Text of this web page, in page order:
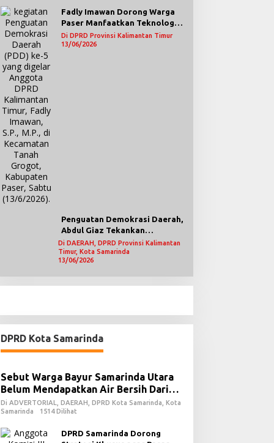
Fadly Imawan Dorong Warga
Paser Manfaatkan Teknologi
Digital untuk Mengawasi
Jalannya Pemerintahan
Di DPRD Provinsi Kalimantan Timur
13/06/2026
Penguatan Demokrasi Daerah,
Abdul Giaz Tekankan
Pentingnya Teknologi
Informasi
Di DAERAH, DPRD Provinsi Kalimantan
Timur, Kota Samarinda
13/06/2026
DPRD Kota Samarinda
Sebut Warga Bayur Samarinda Utara
Belum Mendapatkan Air Bersih Dari
PDAM
Di ADVERTORIAL, DAERAH, DPRD Kota Samarinda, Kota
Samarinda
1514 Dilihat
DPRD Samarinda Dorong